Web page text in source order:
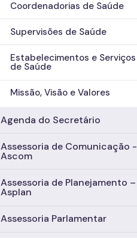
Coordenadorias de Saúde
Supervisões de Saúde
Estabelecimentos e Serviços
de Saúde
Missão, Visão e Valores
Agenda do Secretário
Assessoria de Comunicação -
Ascom
Assessoria de Planejamento –
Asplan
Assessoria Parlamentar